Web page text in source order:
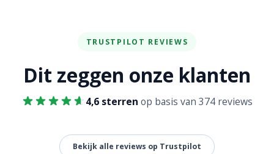
TRUSTPILOT REVIEWS
Dit zeggen onze klanten
4,6 sterren op basis van 374 reviews
Bekijk alle reviews op Trustpilot